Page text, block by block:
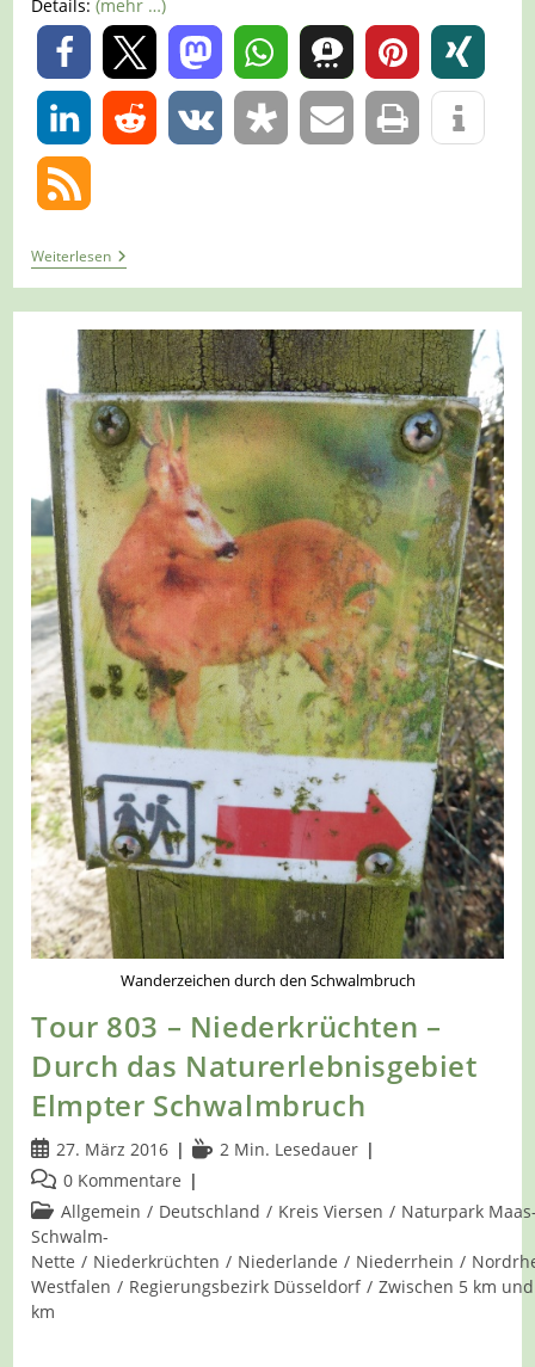
Details:(mehr …)
0
0
WeiterlesenTour
938
–
Schwalmtal
–
Schwalmtalwanderweg
1
Wanderzeichen durch den Schwalmbruch
Tour 803 – Niederkrüchten –
Durch das Naturerlebnisgebiet
Elmpter Schwalmbruch
Beitrag
veröffentlicht:
27. März 2016 Lesedauer:
2 Min. Lesedauer
Beitrags-
Kommentare:
0 Kommentare
Beitrags-
Kategorie:
Allgemein / Deutschland / Kreis Viersen / Naturpark
Schwalm-
Nette / Niederkrüchten / Niederlande / Niederrhein /
Westfalen / Regierungsbezirk Düsseldorf / Zwischen 5 km
km